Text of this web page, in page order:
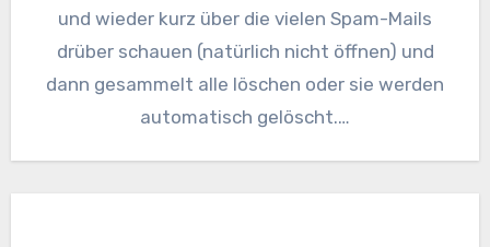
und wieder kurz über die vielen Spam-Mails
drüber schauen (natürlich nicht öffnen) und
dann gesammelt alle löschen oder sie werden
automatisch gelöscht.…